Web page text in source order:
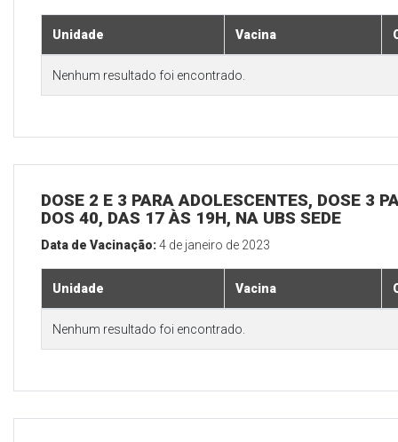
Unidade Vacina
Nenhum resultado foi encontrado.
DOSE 2 E 3 PARA ADOLESCENTES, DOSE 3
DOS 40, DAS 17 ÀS 19H, NA UBS SEDE
Data de Vacinação:4 de janeiro de 2023
Unidade Vacina
Nenhum resultado foi encontrado.